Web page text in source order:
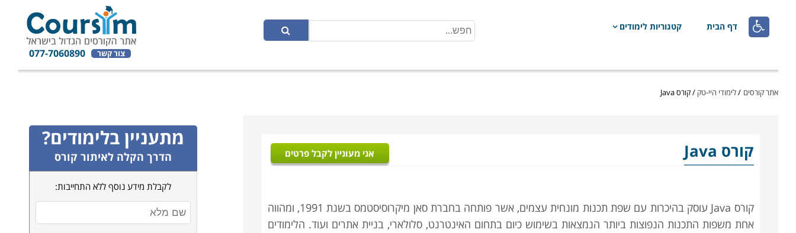
 דף הבית קטגוריות לימודים
צור קשר 077-7060890
אתר קורסים /לימודי היי-טק /קורס Java
קורס Java אני מעוניין לקבל פרטים
קורס Java עוסק בהיכרות עם שפת תכנות מונחית עצמים, אשר פותחה בחברת סאן מיקרוסיסטמס בשנת 1991, ומהווה
אחת משפות התכנות הנפוצות ביותר הנמצאות בשימוש כיום בתחום האינטרנט, סלולארי, בניית אתרים ועוד. הלימודים
מתעניין בלימודים?
הדרך הקלה לאיתור קורס
לקבלת מידע נוסף ללא התחייבות: